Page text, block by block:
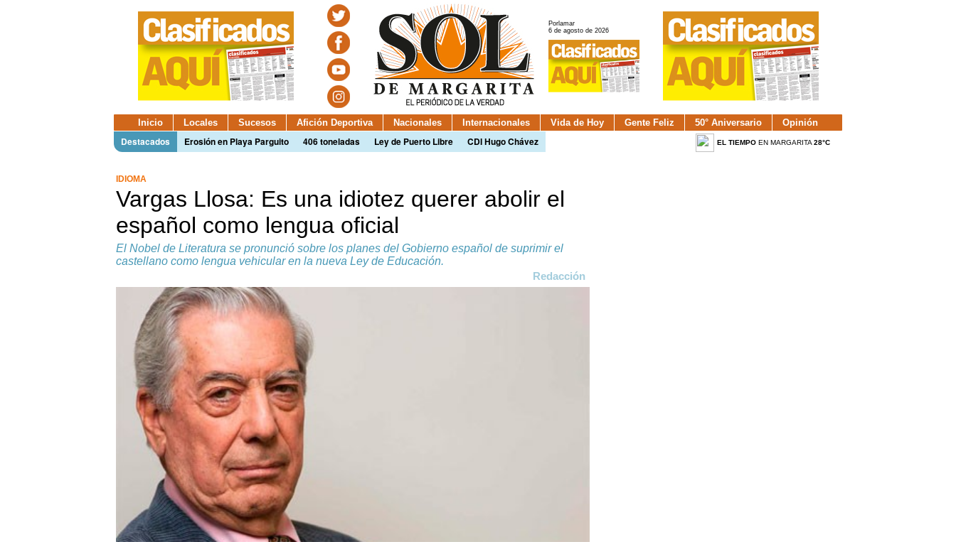
Porlamar
6 de agosto de 2026
Inicio Locales Sucesos Afición Deportiva Nacionales Internacionales Vida de Hoy Gente Feliz 50° Aniversario Opinión
Destacados Erosión en Playa Parguito 406 toneladas Ley de Puerto Libre CDI Hugo Chávez EL TIEMPOEN MARGARITA 28°C
IDIOMA
Vargas Llosa: Es una idiotez querer abolir el
español como lengua oficial
El Nobel de Literatura se pronunció sobre los planes del Gobierno español de suprimir el
castellano como lengua vehicular en la nueva Ley de Educación.
Redacción